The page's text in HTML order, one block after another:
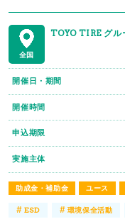
全国
TOYO TIRE グル
助成金・補助金 ユース
開催日・期間
開催時間
申込期限
実施主体
#ESD # 環境保全活動